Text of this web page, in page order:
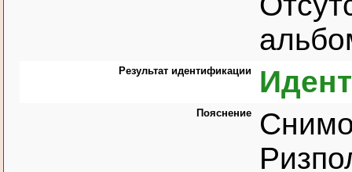
Результат идентификации
Пояснение